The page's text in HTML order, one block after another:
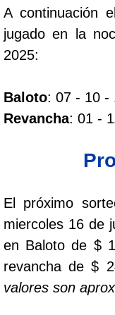
Pick 3
Pick 4
Sinuano
Sinuano
A continuación
jugado en la
2025:
Baloto: 07 - 10 -
Revancha: 01 -
El próximo
miercoles 16 de
en Baloto de $
revancha de $
valores son